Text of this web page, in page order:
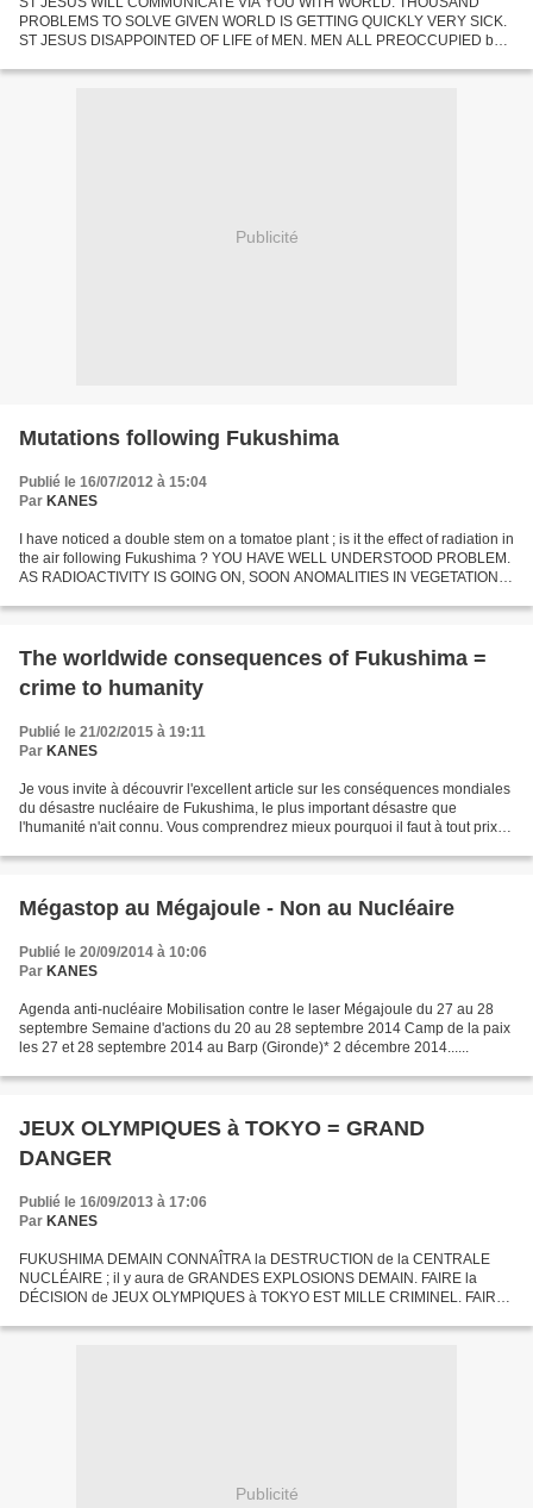
PROBLEMS TO SOLVE GIVEN WORLD IS GETTING QUICKLY VERY SICK.
ST JESUS DISAPPOINTED OF LIFE of MEN. MEN ALL PREOCCUPIED by
TALKS ABOUT IT. ST JESUS...
Publicité
Mutations following Fukushima
Publié le 16/07/2012 à 15:04
Par KANES
I have noticed a double stem on a tomatoe plant ; is it the effect of radiation in
the air following Fukushima ? YOU HAVE WELL UNDERSTOOD PROBLEM.
AS RADIOACTIVITY IS GOING ON, SOON ANOMALITIES IN VEGETATION
The worldwide consequences of Fukushima =
crime to humanity
Publié le 21/02/2015 à 19:11
Par KANES
Je vous invite à découvrir l'excellent article sur les conséquences mondiales
du désastre nucléaire de Fukushima, le plus important désastre que
l'humanité n'ait connu. Vous comprendrez mieux pourquoi il faut à tout prix
Mégastop au Mégajoule - Non au Nucléaire
Publié le 20/09/2014 à 10:06
Par KANES
Agenda anti-nucléaire Mobilisation contre le laser Mégajoule du 27 au 28
septembre Semaine d'actions du 20 au 28 septembre 2014 Camp de la paix
les 27 et 28 septembre 2014 au Barp (Gironde)* 2 décembre 2014......
JEUX OLYMPIQUES à TOKYO = GRAND
DANGER
Publié le 16/09/2013 à 17:06
Par KANES
FUKUSHIMA DEMAIN CONNAÎTRA la DESTRUCTION de la CENTRALE
NUCLÉAIRE ; il y aura de GRANDES EXPLOSIONS DEMAIN. FAIRE la
DÉCISION de JEUX OLYMPIQUES à TOKYO EST MILLE CRIMINEL. FAIRE
c'EST MILLE IGNORANCE...
Publicité